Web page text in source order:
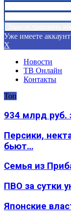
Уже имеете
X
Новости
ТВ Онлайн
Контакты
Топ
934 млрд руб.
Персики,
бьют…
Семья из
ПВО за сутки
Японские